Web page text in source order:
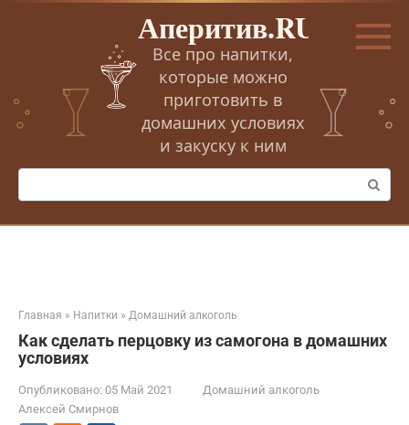
Перейти
Аперитив.RU
Все про напитки,
которые можно
приготовить в
домашних условиях
и закуску к ним
Поиск:
Главная » Напитки » Домашний алкоголь
Как сделать перцовку из самогона в домашних
условиях
Опубликовано: 05 Май 2021
Домашний алкоголь
Алексей Смирнов